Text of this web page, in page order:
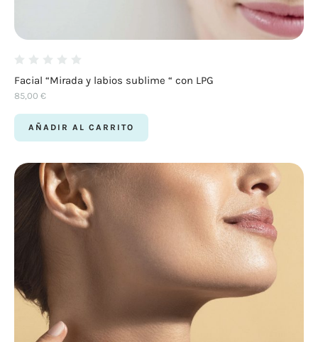
Facial “Mirada y labios sublime “ con LPG
85,00 €
AÑADIR AL CARRITO